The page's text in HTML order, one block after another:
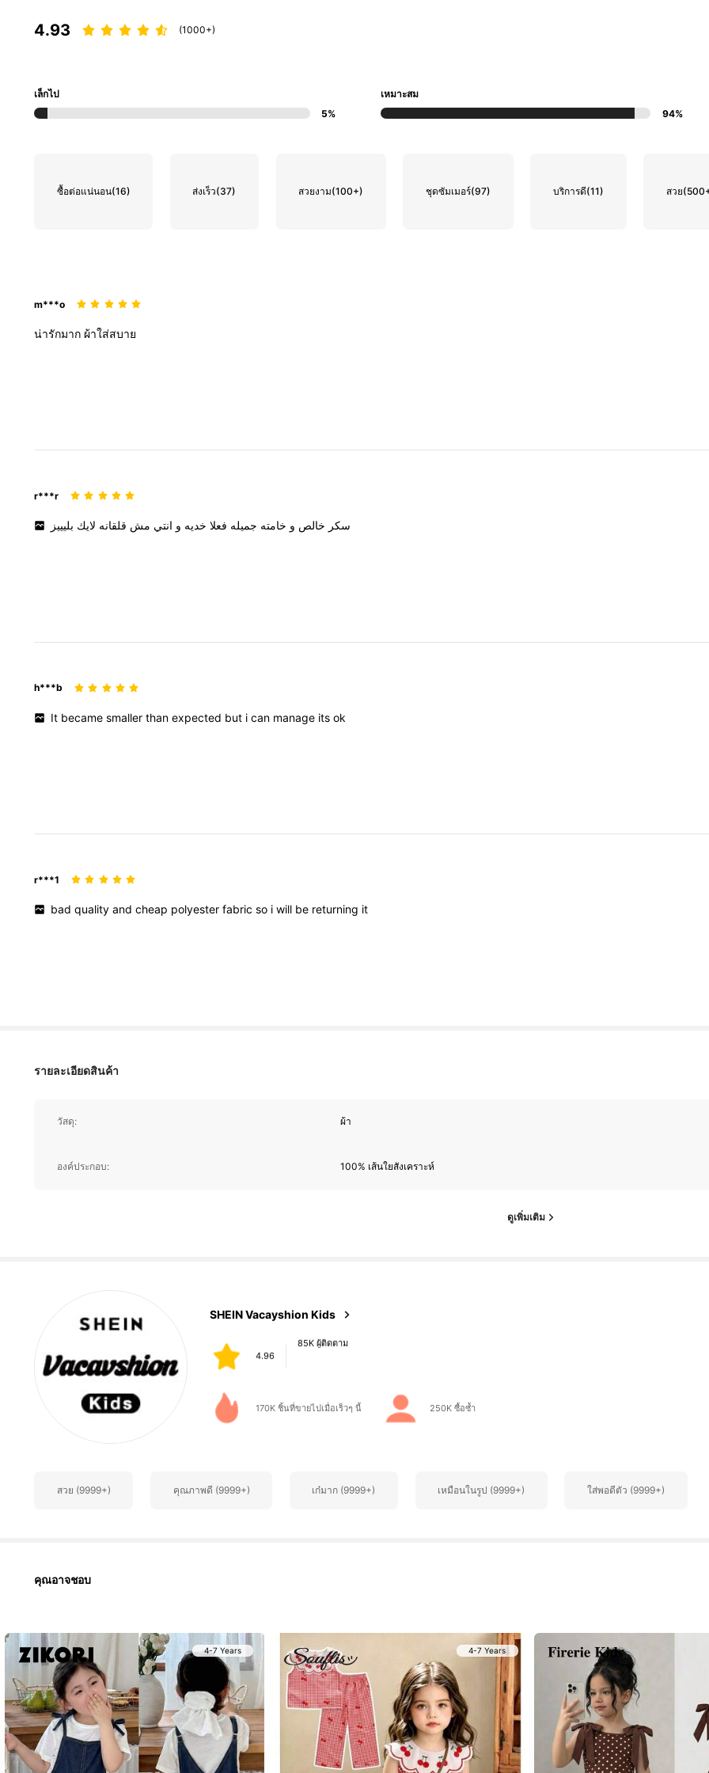
4.93 (1000+)
เล็กไป
5%
เหมาะสม
94%
ซื้อต่อแน่นอน(16) ส่งเร็ว(37) สวยงาม(100+) ชุดซัมเมอร์(97) บริการดี(11) สวย
m***o
น่ารักมาก ผ้าใส่สบาย
r***r
سكر خالص و خامته جميله فعلا خديه و انتي مش قلقانه لايك بليييز
h***b
It becamesmallerthanexpected but ican manage itsok
r***1
badqualityandcheap polyesterfabricso iwill be returning it
รายละเอียดสินค้า
วัสดุ: ผ้า
องค์ประกอบ: 100% เส้นใยสังเคราะห์
ดูเพิ่มเติม
SHEIN Vacayshion Kids
4.96
d***g
85K ผู้ติดตาม
170K ชิ้นที่ขายไปเมื่อเร็วๆ นี้ 250K ซื้อซ้ำ
สวย (9999+) คุณภาพดี (9999+) เก๋มาก (9999+) เหมือนในรูป (9999+) ใส่พอดีตัว (9999+)
คุณอาจชอบ
4-7 Years 4-7 Years